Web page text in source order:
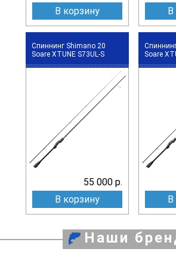
В корзину
В
Спиннинг Shimano 20
Soare XTUNE S73UL-S
55 000 р.
В корзину
Soare
В
Наши